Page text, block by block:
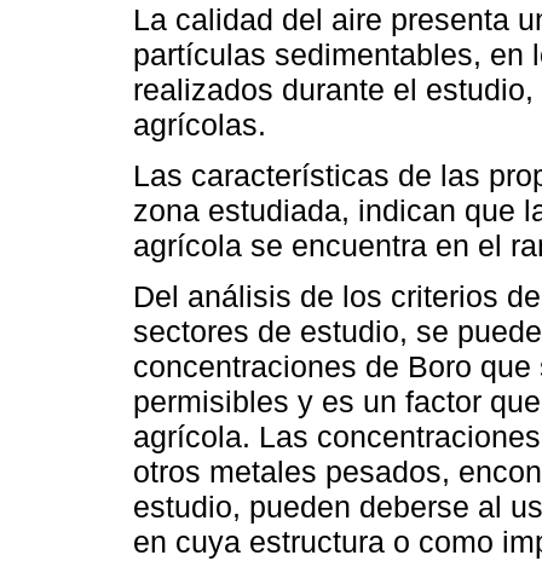
La calidad del aire presenta
partículas sedimentables, en
realizados durante el
agrícolas.
Las características de las
zona estudiada, indican que
agrícola se encuentra en el
Del análisis de los criterios
sectores de estudio, se
concentraciones de Boro
permisibles y es un factor
agrícola. Las
otros metales pesados,
estudio, pueden deberse al
en cuya estructura o como